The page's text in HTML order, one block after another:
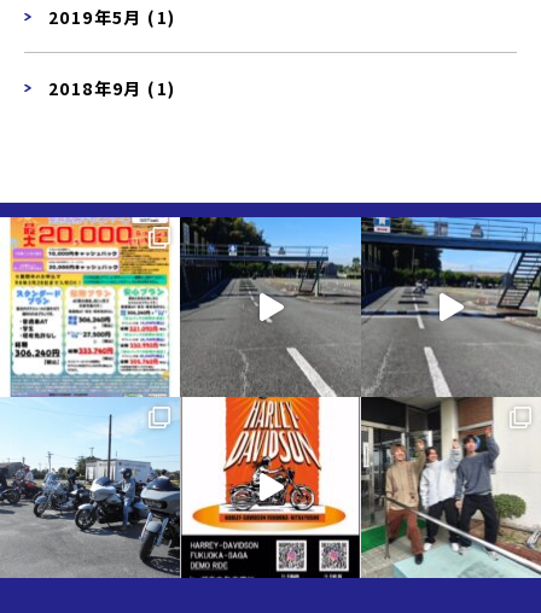
2019年5月 (1)
2018年9月 (1)